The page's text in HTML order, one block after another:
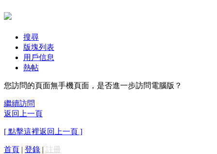
搜尋
版塊列表
用戶信息
熱帖
您訪問的頁面無手機頁面，是否進一步訪問電腦版？
繼續訪問
返回上一頁
[ 點擊這裡返回上一頁 ]
首頁 | 登錄 | 註冊